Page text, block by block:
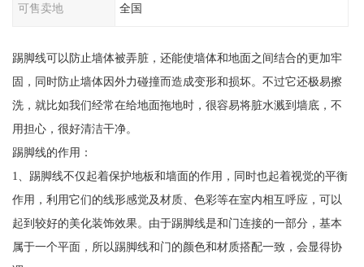
可售卖地 全国
踢脚线可以防止墙体被弄脏，还能使墙体和地面之间结合的更加牢
固，同时防止墙体因外力碰撞而造成变形和损坏。不过它还极易擦
洗，就比如我们经常在给地面拖地时，很容易将脏水溅到墙底，不
用担心，很好清洁干净。
踢脚线的作用：
1、踢脚线不仅起着保护地板和墙面的作用，同时也起着视觉的平衡
作用，利用它们的线形感觉及材质、色彩等在室内相互呼应，可以
起到较好的美化装饰效果。由于踢脚线是和门连接的一部分，基本
属于一个平面，所以踢脚线和门的颜色和材质搭配一致，会显得协